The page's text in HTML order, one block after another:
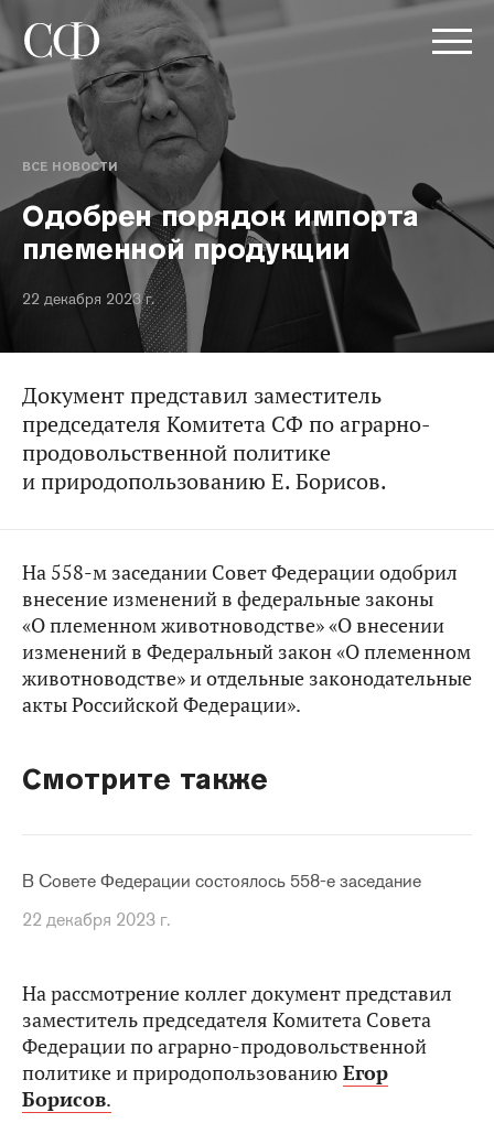
ВСЕ НОВОСТИ
Одобрен порядок импорта
племенной продукции
22 декабря 2023 г.
Документ представил заместитель
председателя Комитета СФ по аграрно-
продовольственной политике
и природопользованию Е. Борисов.
На 558-м заседании Совет Федерации одобрил
внесение изменений в федеральные законы
«О племенном животноводстве» «О внесении
изменений в Федеральный закон «О племенном
животноводстве» и отдельные законодательные
акты Российской Федерации».
Смотрите также
В Совете Федерации состоялось 558-е заседание
22 декабря 2023 г.
На рассмотрение коллег документ представил
заместитель председателя Комитета Совета
Федерации по аграрно-продовольственной
политике и природопользованию Егор
Борисов.